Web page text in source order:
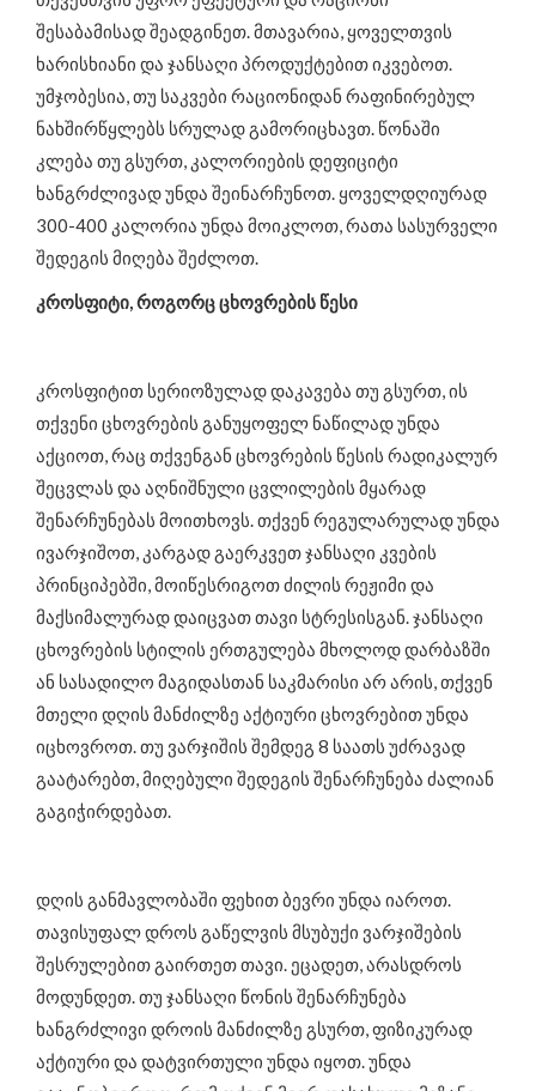
შესაბამისად შეადგინეთ. მთავარია, ყოველთვის
ხარისხიანი და ჯანსაღი პროდუქტებით იკვებოთ.
უმჯობესია, თუ საკვები რაციონიდან რაფინირებულ
ნახშირწყლებს სრულად გამორიცხავთ. წონაში
კლება თუ გსურთ, კალორიების დეფიციტი
ხანგრძლივად უნდა შეინარჩუნოთ. ყოველდღიურად
300-400 კალორია უნდა მოიკლოთ, რათა სასურველი
შედეგის მიღება შეძლოთ.
კროსფიტი, როგორც ცხოვრების წესი
კროსფიტით სერიოზულად დაკავება თუ გსურთ, ის
თქვენი ცხოვრების განუყოფელ ნაწილად უნდა
აქციოთ, რაც თქვენგან ცხოვრების წესის რადიკალურ
შეცვლას და აღნიშნული ცვლილების მყარად
შენარჩუნებას მოითხოვს. თქვენ რეგულარულად უნდა
ივარჯიშოთ, კარგად გაერკვეთ ჯანსაღი კვების
პრინციპებში, მოიწესრიგოთ ძილის რეჟიმი და
მაქსიმალურად დაიცვათ თავი სტრესისგან. ჯანსაღი
ცხოვრების სტილის ერთგულება მხოლოდ დარბაზში
ან სასადილო მაგიდასთან საკმარისი არ არის, თქვენ
მთელი დღის მანძილზე აქტიური ცხოვრებით უნდა
იცხოვროთ. თუ ვარჯიშის შემდეგ 8 საათს უძრავად
გაატარებთ, მიღებული შედეგის შენარჩუნება ძალიან
გაგიჭირდებათ.
დღის განმავლობაში ფეხით ბევრი უნდა იაროთ.
თავისუფალ დროს გაწელვის მსუბუქი ვარჯიშების
შესრულებით გაირთეთ თავი. ეცადეთ, არასდროს
მოდუნდეთ. თუ ჯანსაღი წონის შენარჩუნება
ხანგრძლივი დროის მანძილზე გსურთ, ფიზიკურად
აქტიური და დატვირთული უნდა იყოთ. უნდა